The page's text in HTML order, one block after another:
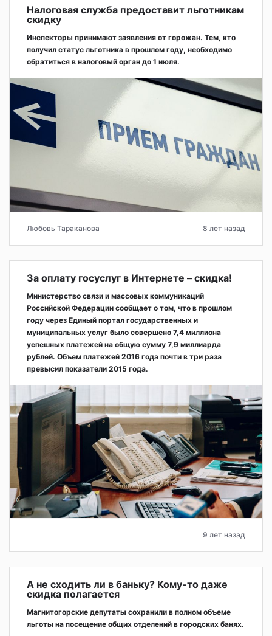
Налоговая служба предоставит льготникам
скидку
Инспекторы принимают заявления от горожан. Тем, кто
получил статус льготника в прошлом году, необходимо
обратиться в налоговый орган до 1 июля.
Любовь Тараканова 8 лет назад
За оплату госуслуг в Интернете – скидка!
Министерство связи и массовых коммуникаций
Российской Федерации сообщает о том, что в прошлом
году через Единый портал государственных и
муниципальных услуг было совершено 7,4 миллиона
успешных платежей на общую сумму 7,9 миллиарда
рублей. Объем платежей 2016 года почти в три раза
превысил показатели 2015 года.
9 лет назад
А не сходить ли в баньку? Кому-то даже
скидка полагается
Магнитогорские депутаты сохранили в полном объеме
льготы на посещение общих отделений в городских банях.